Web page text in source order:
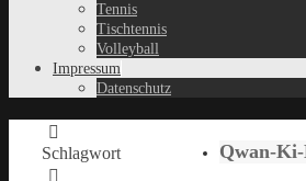
Tennis
Tischtennis
Volleyball
Impressum
Datenschutz
Schlagwort Qwan-